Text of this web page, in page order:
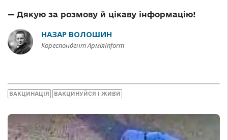
— Дякую за розмову й цікаву інформацію!
НАЗАР ВОЛОШИН
Кореспондент АрміяInform
ВАКЦИНАЦІЯ ВАКЦИНУЙСЯ І ЖИВИ